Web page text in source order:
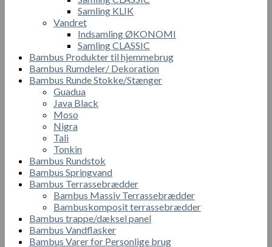
Samling KLIK
Vandret
Indsamling ØKONOMI
Samling CLASSIC
Bambus Produkter til hjemmebrug
Bambus Rumdeler/ Dekoration
Bambus Runde Stokke/Stænger
Guadua
Java Black
Moso
Nigra
Tali
Tonkin
Bambus Rundstok
Bambus Springvand
Bambus Terrassebrædder
Bambus Massiv Terrassebrædder
Bambuskomposit terrassebrædder
Bambus trappe/dæksel panel
Bambus Vandflasker
Bambus Varer for Personlige brug